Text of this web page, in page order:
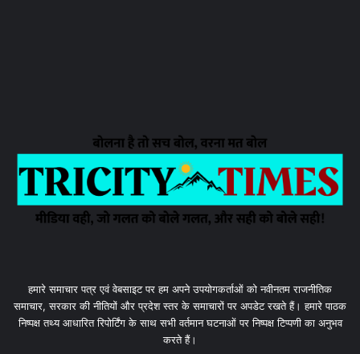
हमारे समाचार पत्र एवं वेबसाइट पर हम अपने उपयोगकर्ताओं को नवीनतम राजनीतिक
समाचार, सरकार की नीतियों और प्रदेश स्तर के समाचारों पर अपडेट रखते हैं। हमारे पाठक
निष्पक्ष तथ्य आधारित रिपोर्टिंग के साथ सभी वर्तमान घटनाओं पर निष्पक्ष टिप्पणी का अनुभव
करते हैं।